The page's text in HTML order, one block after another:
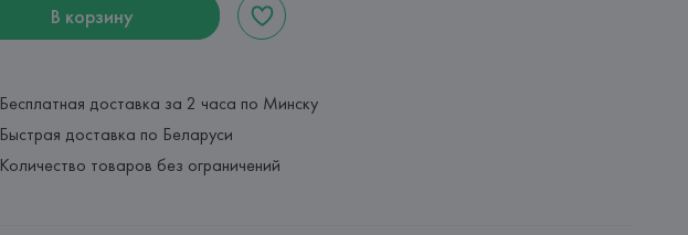
В корзину
Бесплатная доставка за 2 часа по Минску
Быстрая доставка по Беларуси
Количество товаров без ограничений